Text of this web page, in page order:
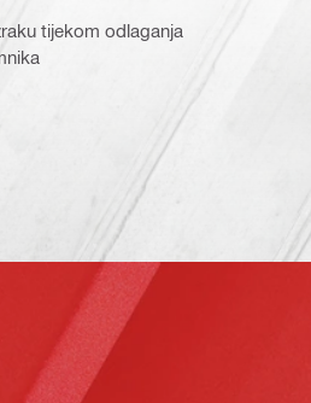
tijekom odlaganja